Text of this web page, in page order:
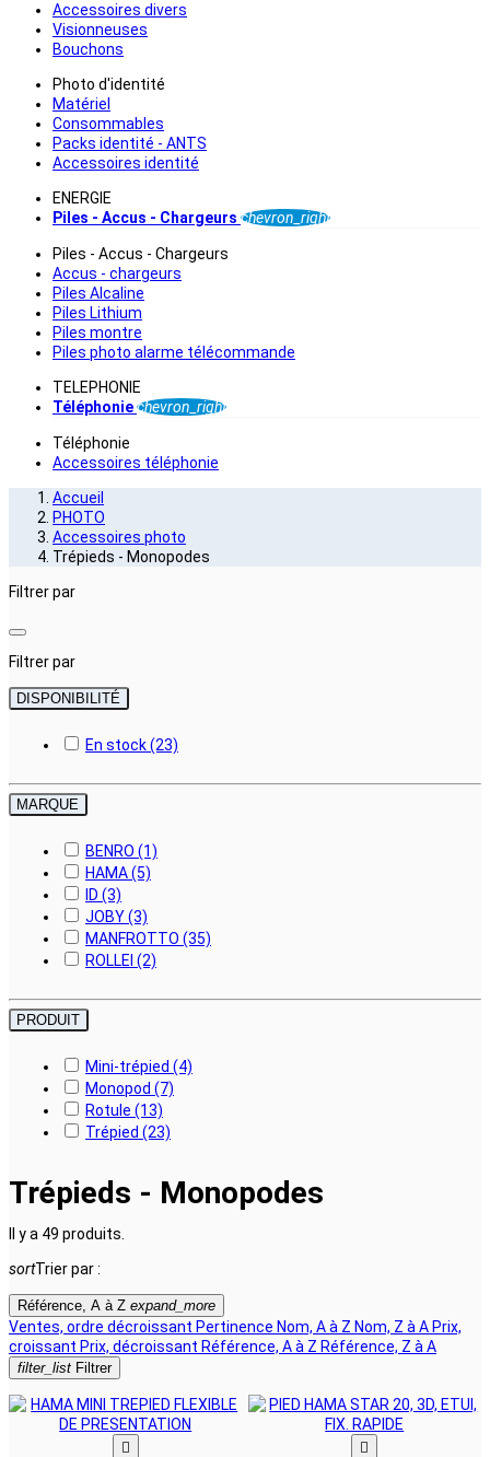
Accessoires divers
Visionneuses
Bouchons
Photo d'identité
Matériel
Consommables
Packs identité - ANTS
Accessoires identité
ENERGIE
Piles - Accus - Chargeurs chevron_right
Piles - Accus - Chargeurs
Accus - chargeurs
Piles Alcaline
Piles Lithium
Piles montre
Piles photo alarme télécommande
TELEPHONIE
Téléphoniechevron_right
Téléphonie
Accessoires téléphonie
Accueil
PHOTO
Accessoires photo
Trépieds - Monopodes
Filtrer par
Filtrer par
DISPONIBILITÉ
En stock(23)
MARQUE
BENRO (1)
HAMA(5)
ID (3)
JOBY(3)
MANFROTTO (35)
ROLLEI (2)
PRODUIT
Mini-trépied (4)
Monopod (7)
Rotule (13)
Trépied (23)
Trépieds - Monopodes
Il y a 49 produits.
sortTrier par :
Référence, A à Z expand_more
Ventes, ordre décroissant Pertinence Nom, A à Z Nom, Z à APrix,
croissant Prix, décroissant Référence, A à Z Référence, Z à A
filter_list Filtrer
 